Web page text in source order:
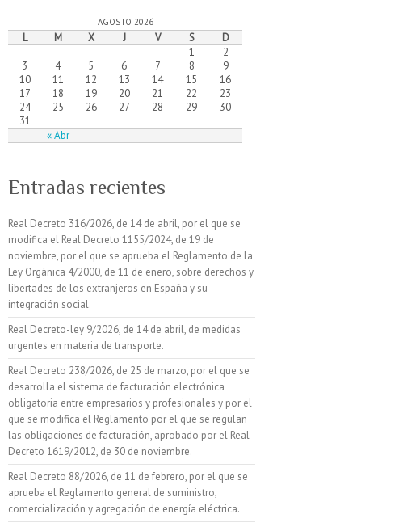
AGOSTO 2026
L M X J V S D
« Abr
1
2
3
4 5 6 7 8
9
10
11 12 13 14 15
16
17
18 19 20 21 22
23
24
25 26 27 28 29
30
31
Entradas recientes
Real Decreto 316/2026, de 14 de abril, por el que se
modifica el Real Decreto 1155/2024, de 19 de
noviembre, por el que se aprueba el Reglamento de la
Ley Orgánica 4/2000, de 11 de enero, sobre derechos y
libertades de los extranjeros en España y su
integración social.
Real Decreto-ley 9/2026, de 14 de abril, de medidas
urgentes en materia de transporte.
Real Decreto 238/2026, de 25 de marzo, por el que se
desarrolla el sistema de facturación electrónica
obligatoria entre empresarios y profesionales y por el
que se modifica el Reglamento por el que se regulan
las obligaciones de facturación, aprobado por el Real
Decreto 1619/2012, de 30 de noviembre.
Real Decreto 88/2026, de 11 de febrero, por el que se
aprueba el Reglamento general de suministro,
comercialización y agregación de energía eléctrica.